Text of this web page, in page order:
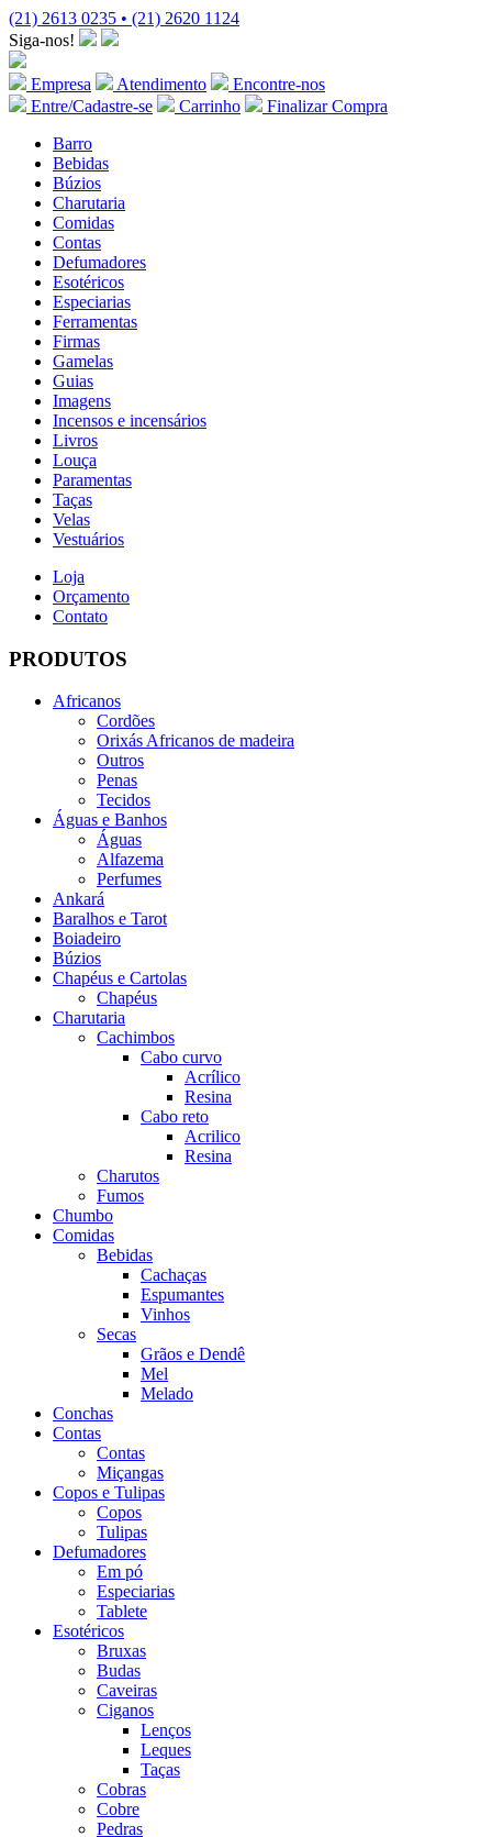
(21) 2613 0235 • (21) 2620 1124
Siga-nos!
Empresa Atendimento
Encontre-nos
Entre/Cadastre-se
Carrinho
Finalizar Compra
Barro
Bebidas
Búzios
Charutaria
Comidas
Contas
Defumadores
Esotéricos
Especiarias
Ferramentas
Firmas
Gamelas
Guias
Imagens
Incensos e incensários
Livros
Louça
Paramentas
Taças
Velas
Vestuários
Loja
Orçamento
Contato
PRODUTOS
Africanos
Cordões
Orixás Africanos de madeira
Outros
Penas
Tecidos
Águas e Banhos
Águas
Alfazema
Perfumes
Ankará
Baralhos e Tarot
Boiadeiro
Búzios
Chapéus e Cartolas
Chapéus
Charutaria
Cachimbos
Cabo curvo
Acrílico
Resina
Cabo reto
Acrilico
Resina
Charutos
Fumos
Chumbo
Comidas
Bebidas
Cachaças
Espumantes
Vinhos
Secas
Grãos e Dendê
Mel
Melado
Conchas
Contas
Contas
Miçangas
Copos e Tulipas
Copos
Tulipas
Defumadores
Em pó
Especiarias
Tablete
Esotéricos
Bruxas
Budas
Caveiras
Ciganos
Lenços
Leques
Taças
Cobras
Cobre
Pedras